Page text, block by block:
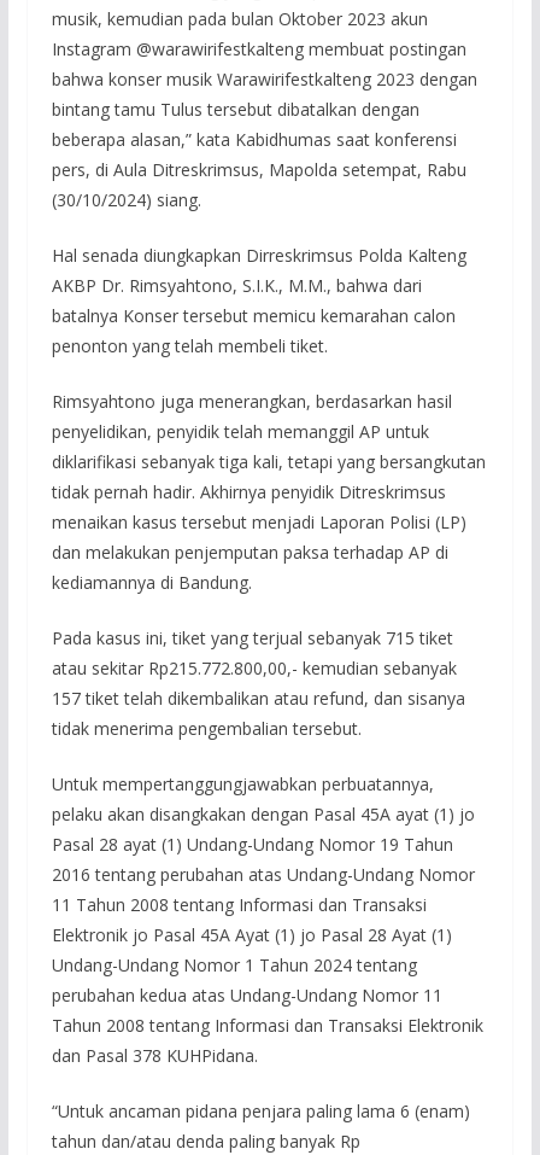
musik, kemudian pada bulan Oktober 2023 akun
Instagram @warawirifestkalteng membuat postingan
bahwa konser musik Warawirifestkalteng 2023 dengan
bintang tamu Tulus tersebut dibatalkan dengan
beberapa alasan,” kata Kabidhumas saat konferensi
pers, di Aula Ditreskrimsus, Mapolda setempat, Rabu
(30/10/2024) siang.
Hal senada diungkapkan Dirreskrimsus Polda Kalteng
AKBP Dr. Rimsyahtono, S.I.K., M.M., bahwa dari
batalnya Konser tersebut memicu kemarahan calon
penonton yang telah membeli tiket.
Rimsyahtono juga menerangkan, berdasarkan hasil
penyelidikan, penyidik telah memanggil AP untuk
diklarifikasi sebanyak tiga kali, tetapi yang bersangkutan
tidak pernah hadir. Akhirnya penyidik Ditreskrimsus
menaikan kasus tersebut menjadi Laporan Polisi (LP)
dan melakukan penjemputan paksa terhadap AP di
kediamannya di Bandung.
Pada kasus ini, tiket yang terjual sebanyak 715 tiket
atau sekitar Rp215.772.800,00,- kemudian sebanyak
157 tiket telah dikembalikan atau refund, dan sisanya
tidak menerima pengembalian tersebut.
Untuk mempertanggungjawabkan perbuatannya,
pelaku akan disangkakan dengan Pasal 45A ayat (1) jo
Pasal 28 ayat (1) Undang-Undang Nomor 19 Tahun
2016 tentang perubahan atas Undang-Undang Nomor
11 Tahun 2008 tentang Informasi dan Transaksi
Elektronik jo Pasal 45A Ayat (1) jo Pasal 28 Ayat (1)
Undang-Undang Nomor 1 Tahun 2024 tentang
perubahan kedua atas Undang-Undang Nomor 11
Tahun 2008 tentang Informasi dan Transaksi Elektronik
dan Pasal 378 KUHPidana.
“Untuk ancaman pidana penjara paling lama 6 (enam)
tahun dan/atau denda paling banyak Rp